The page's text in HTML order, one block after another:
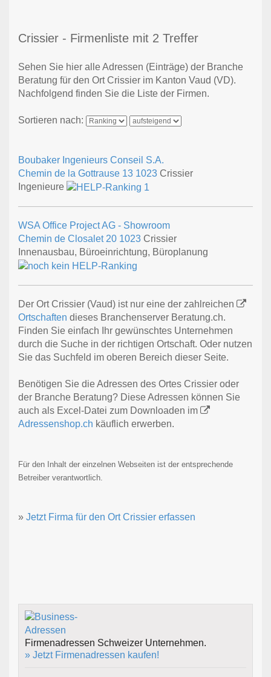
Crissier - Firmenliste mit 2 Treffer
Sehen Sie hier alle Adressen (Einträge) der Branche
Beratung für den Ort Crissier im Kanton Vaud (VD).
Nachfolgend finden Sie die Liste der Firmen.
Sortieren nach:
Boubaker Ingenieurs Conseil S.A.
Chemin de la Gottrause 13 1023 Crissier
Ingenieure
WSA Office Project AG - Showroom
Chemin de Closalet 20 1023 Crissier
Innenausbau, Büroeinrichtung, Büroplanung
Der Ort Crissier (Vaud) ist nur eine der zahlreichen
Ortschaften dieses Branchenserver Beratung.ch.
Finden Sie einfach Ihr gewünschtes Unternehmen
durch die Suche in der richtigen Ortschaft. Oder nutzen
Sie das Suchfeld im oberen Bereich dieser Seite.
Benötigen Sie die Adressen des Ortes Crissier oder
der Branche Beratung? Diese Adressen können Sie
auch als Excel-Datei zum Downloaden im
Adressenshop.ch käuflich erwerben.
Für den Inhalt der einzelnen Webseiten ist der entsprechende
Betreiber verantwortlich.
» Jetzt Firma für den Ort Crissier erfassen
Firmenadressen Schweizer Unternehmen.
» Jetzt Firmenadressen kaufen!